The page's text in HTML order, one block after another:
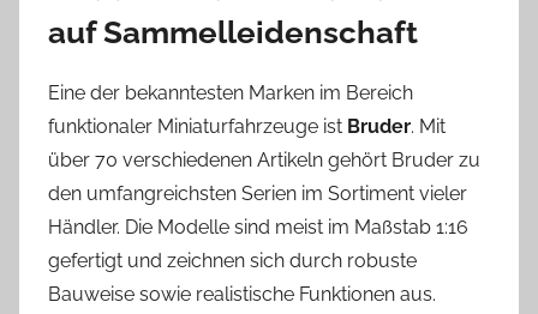
auf Sammelleidenschaft
Eine der bekanntesten Marken im Bereich
funktionaler Miniaturfahrzeuge ist Bruder. Mit
über 70 verschiedenen Artikeln gehört Bruder zu
den umfangreichsten Serien im Sortiment vieler
Händler. Die Modelle sind meist im Maßstab 1:16
gefertigt und zeichnen sich durch robuste
Bauweise sowie realistische Funktionen aus.